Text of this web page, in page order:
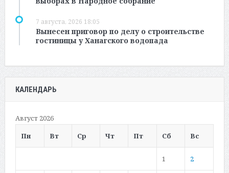
7 августа, 2026 18:05
Вынесен приговор по делу о строительстве
гостиницы у Ханагского водопада
КАЛЕНДАРЬ
Август 2026
Пн
Вт Ср Чт Пт Сб Вс
1 2